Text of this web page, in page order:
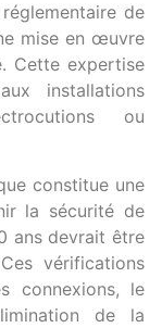
de
mise en œuvre
Cette expertise
installations
ou
constitue une
la sécurité de
ans devrait être
vérifications
connexions, le
de la